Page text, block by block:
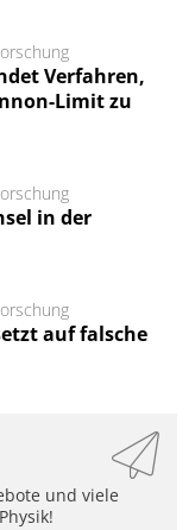
Verfahren,
Limit zu
in der
auf falsche
und viele